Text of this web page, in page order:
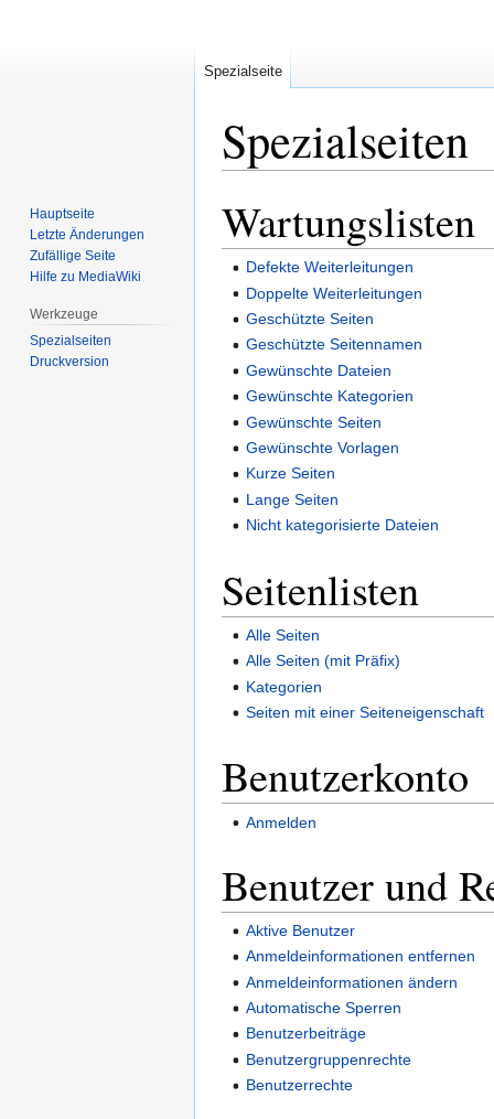
Spezialseiten
Navigation
springen
Suche
springen
Wartungslisten
Defekte Weiterleitungen
Doppelte Weiterleitungen
Geschützte Seiten
Geschützte Seitennamen
Gewünschte Dateien
Gewünschte Kategorien
Gewünschte Seiten
Gewünschte Vorlagen
Kurze Seiten
Lange Seiten
Nicht kategorisierte Dateien
Seitenlisten
Alle Seiten
Alle Seiten (mit Präfix)
Kategorien
Seiten mit einer Seiteneigenschaft
Benutzerkonto
Anmelden
Benutzer und
Aktive Benutzer
Anmeldeinformationen entfernen
Anmeldeinformationen ändern
Automatische Sperren
Benutzerbeiträge
Benutzergruppenrechte
Benutzerrechte
Spezialseite
Hauptseite
Letzte Änderungen
Zufällige Seite
Hilfe zu MediaWiki
Werkzeuge
Spezialseiten
Druckversion